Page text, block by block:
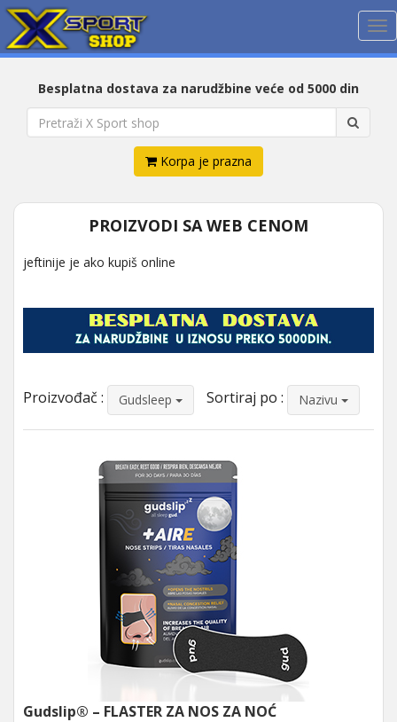
Besplatna dostava za narudžbine veće od 5000 din
Korpa je prazna
PROIZVODI SA WEB CENOM
jeftinije je ako kupiš online
Proizvođač : Gudsleep Sortiraj po : Nazivu
Gudslip® – FLASTER ZA NOS ZA NOĆ